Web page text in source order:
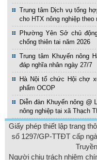
Trung tâm Dịch vụ tổng
cho HTX nông nghiệp
Phường Yên Sở chủ
chống thiên tai năm 2026
Trung tâm Khuyến nông
đáp nghĩa nhân ngày 27/7
Hà Nội tổ chức Hội chợ
phẩm OCOP
Diễn đàn Khuyến nông @
nông nghiệp tại xã Thạch
Giấy phép thiết lập trang
số 1297/GP-TTĐT cấp
Người chịu trách nhiệm